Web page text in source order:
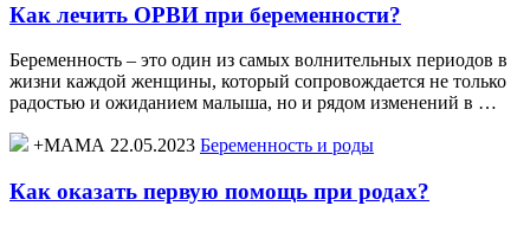
Как лечить ОРВИ при беременности?
Беременность – это один из самых волнительных периодов в
жизни каждой женщины, который сопровождается не только
радостью и ожиданием малыша, но и рядом изменений в …
+МАМА 22.05.2023 Беременность и роды
Как оказать первую помощь при родах?